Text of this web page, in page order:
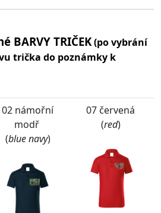
BARVY TRIČEK(po vybrání
trička do poznámky k
02 námořní
modř
(blue navy)
07 červená
(red)